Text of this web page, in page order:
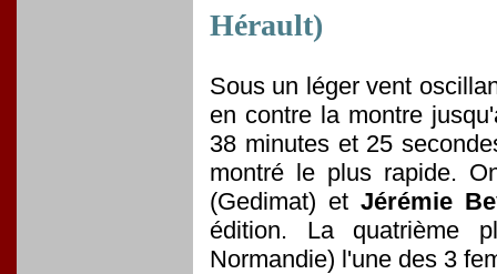
Hérault)
Sous un léger vent
en contre la montre
38 minutes et 25
montré le plus rapide.
(Gedimat) et Jérémie
édition. La quatrième
Normandie) l'une des 3